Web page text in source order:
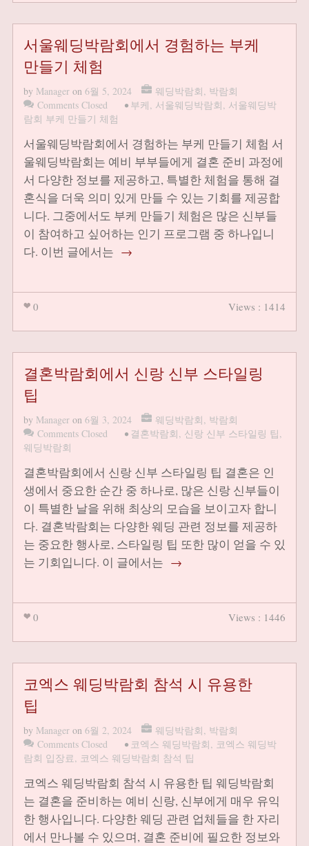
서울웨딩박람회에서 경험하는 부케
만들기 체험
by Manager on 6월 5, 2024 웨딩박람회, 박람회
Comments Closed
• 부케, 서울웨딩박람회, 서울웨딩박
람회 부케 만들기 체험
서울웨딩박람회에서 경험하는 부케 만들기 체험 서
울웨딩박람회는 예비 부부들에게 결혼 준비 과정에
서 다양한 정보를 제공하고, 특별한 체험을 통해 결
혼식을 더욱 의미 있게 만들 수 있는 기회를 제공합
니다. 그중에서도 부케 만들기 체험은 많은 신부들
이 참여하고 싶어하는 인기 프로그램 중 하나입니
다. 이번 글에서는 →
0 Views : 1414
결혼박람회에서 신랑 신부 스타일링
팁
by Manager on 6월 3, 2024 웨딩박람회, 박람회
Comments Closed
• 결혼박람회, 신랑 신부 스타일링 팁,
웨딩박람회
결혼박람회에서 신랑 신부 스타일링 팁 결혼은 인
생에서 중요한 순간 중 하나로, 많은 신랑 신부들이
이 특별한 날을 위해 최상의 모습을 보이고자 합니
다. 결혼박람회는 다양한 웨딩 관련 정보를 제공하
는 중요한 행사로, 스타일링 팁 또한 많이 얻을 수 있
는 기회입니다. 이 글에서는 →
0 Views : 1446
코엑스 웨딩박람회 참석 시 유용한
팁
by Manager on 6월 2, 2024 웨딩박람회, 박람회
Comments Closed
• 코엑스 웨딩박람회, 코엑스 웨딩박
람회 입장료, 코엑스 웨딩박람회 참석 팁
코엑스 웨딩박람회 참석 시 유용한 팁 웨딩박람회
는 결혼을 준비하는 예비 신랑, 신부에게 매우 유익
한 행사입니다. 다양한 웨딩 관련 업체들을 한 자리
에서 만나볼 수 있으며, 결혼 준비에 필요한 정보와